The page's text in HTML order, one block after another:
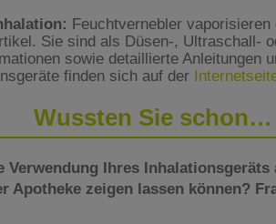
Feuchtvernebler
Sie sind als Düsen-, Ultraschall-
sowie detaillierte Anleitungen
finden sich auf der
Wussten Sie schon…
Ihres Inhalationsgeräts
Apotheke zeigen lassen können?